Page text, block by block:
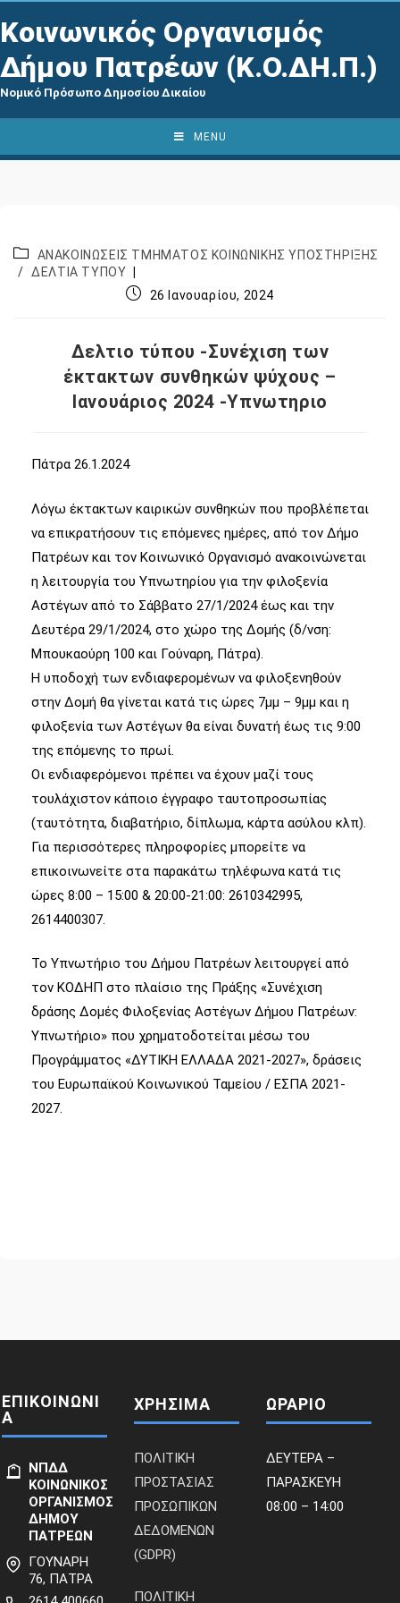
Κοινωνικός Οργανισμός
Δήμου Πατρέων (Κ.Ο.ΔΗ.Π.)
Νομικό Πρόσωπο Δημοσίου Δικαίου
MENU
ΑΝΑΚΟΙΝΩΣΕΙΣ ΤΜΗΜΑΤΟΣ ΚΟΙΝΩΝΙΚΗΣ ΥΠΟΣΤΗΡΙΞΗΣ
/ ΔΕΛΤΙΑ ΤΥΠΟΥ
26 Ιανουαρίου, 2024
Δελτιο τύπου -Συνέχιση των
έκτακτων συνθηκών ψύχους –
Ιανουάριος 2024 -Υπνωτηριο
Πάτρα 26.1.2024
Λόγω έκτακτων καιρικών συνθηκών που προβλέπεται
να επικρατήσουν τις επόμενες ημέρες, από τον Δήμο
Πατρέων και τον Κοινωνικό Οργανισμό ανακοινώνεται
η λειτουργία του Υπνωτηρίου για την φιλοξενία
Αστέγων από το Σάββατο 27/1/2024 έως και την
Δευτέρα 29/1/2024, στο χώρο της Δομής (δ/νση:
Μπουκαούρη 100 και Γούναρη, Πάτρα).
Η υποδοχή των ενδιαφερομένων να φιλοξενηθούν
στην Δομή θα γίνεται κατά τις ώρες 7μμ – 9μμ και η
φιλοξενία των Αστέγων θα είναι δυνατή έως τις 9:00
της επόμενης το πρωί.
Οι ενδιαφερόμενοι πρέπει να έχουν μαζί τους
τουλάχιστον κάποιο έγγραφο ταυτοπροσωπίας
(ταυτότητα, διαβατήριο, δίπλωμα, κάρτα ασύλου κλπ).
Για περισσότερες πληροφορίες μπορείτε να
επικοινωνείτε στα παρακάτω τηλέφωνα κατά τις
ώρες 8:00 – 15:00 & 20:00-21:00: 2610342995,
2614400307.
Το Υπνωτήριο του Δήμου Πατρέων λειτουργεί από
τον ΚΟΔΗΠ στο πλαίσιο της Πράξης «Συνέχιση
δράσης Δομές Φιλοξενίας Αστέγων Δήμου Πατρέων:
Υπνωτήριο» που χρηματοδοτείται μέσω του
Προγράμματος «ΔΥΤΙΚΗ ΕΛΛΑΔΑ 2021-2027», δράσεις
του Ευρωπαϊκού Κοινωνικού Ταμείου / ΕΣΠΑ 2021-
2027.
ΕΠΙΚΟΙΝΩΝΙ
Α
ΝΠΔΔ
ΚΟΙΝΩΝΙΚΟΣ
ΟΡΓΑΝΙΣΜΟΣ
ΔΗΜΟΥ
ΠΑΤΡΕΩΝ
ΓΟΥΝΑΡΗ
76, ΠΑΤΡΑ
ΧΡΗΣΙΜΑ
ΠΟΛΙΤΙΚΗ
ΠΡΟΣΤΑΣΙΑΣ
ΠΡΟΣΩΠΙΚΩΝ
ΔΕΔΟΜΕΝΩΝ
(GDPR)
ΠΟΛΙΤΙΚΗ
ΩΡΑΡΙΟ
ΔΕΥΤΕΡΑ –
ΠΑΡΑΣΚΕΥΗ
08:00 – 14:00